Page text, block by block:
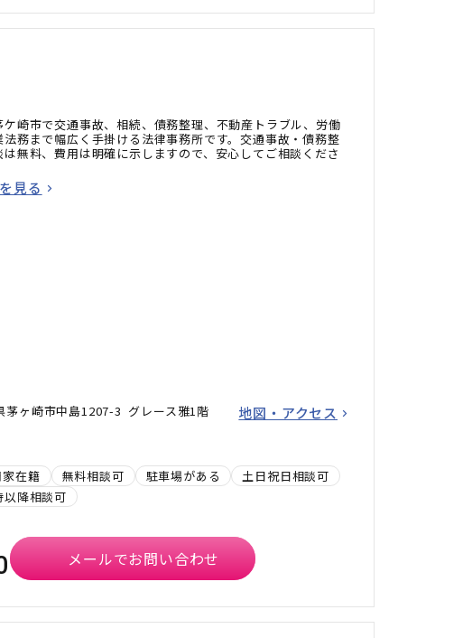
ケ崎市で交通事故、相続、債務整理、不動産トラブル、労働
法務まで幅広く手掛ける法律事務所です。交通事故・債務整
無料、費用は明確に示しますので、安心してご相談くださ
見る
茅ヶ崎市中島1207-3 グレース雅1階 地図・アクセス
在籍 無料相談可 駐車場がある
土日祝日相談可
以降相談可
メールでお問い合わせ